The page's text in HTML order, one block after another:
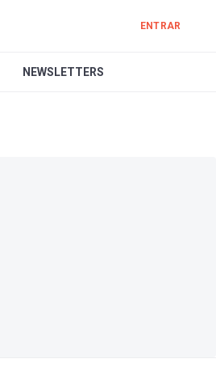
ENTRAR
NEWSLETTERS